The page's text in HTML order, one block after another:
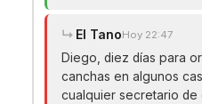
El TanoHoy 22:47
Diego, diez días para
canchas en algunos
cualquier secretario de